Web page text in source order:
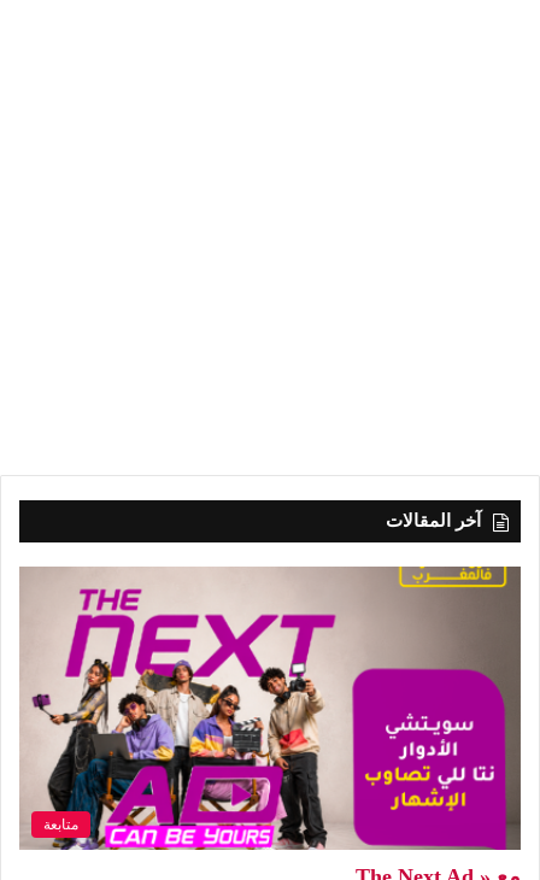
آخر المقالات
متابعة